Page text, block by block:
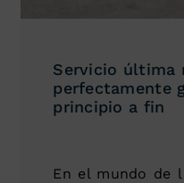
Servicio última
perfectamente
principio a fin
En el mundo de